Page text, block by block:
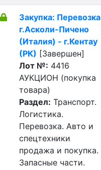
Закупка: Перевозка
г.Асколи-Пичено
(Италия) - г.Кентау
(РК) [Завершен]
Лот №: 4416
АУКЦИОН (покупка
товара)
Раздел: Транспорт.
Логистика.
Перевозка. Авто и
спецтехники
продажа и покупка.
Запасные части.